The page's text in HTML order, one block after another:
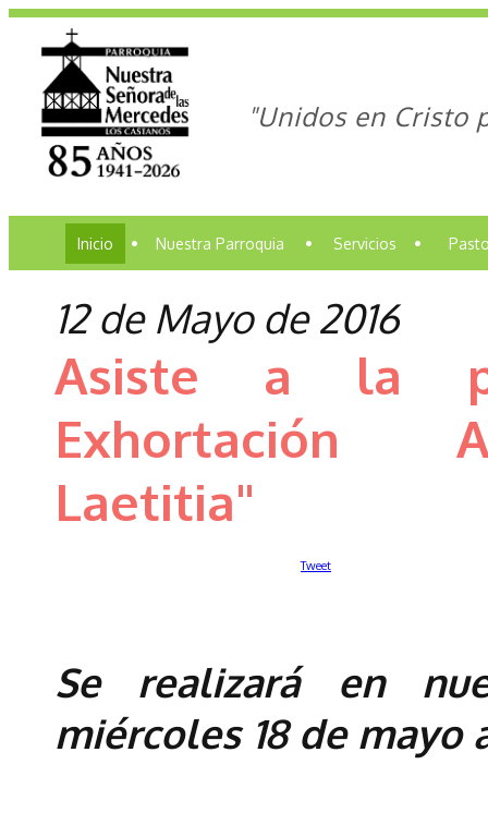
"Unidos en Cristo
Inicio • Nuestra Parroquia • Servicios •
12 de Mayo de 2016
Asiste a la
Exhortación
Laetitia"
Tweet
Se realizará en
miércoles 18 de mayo